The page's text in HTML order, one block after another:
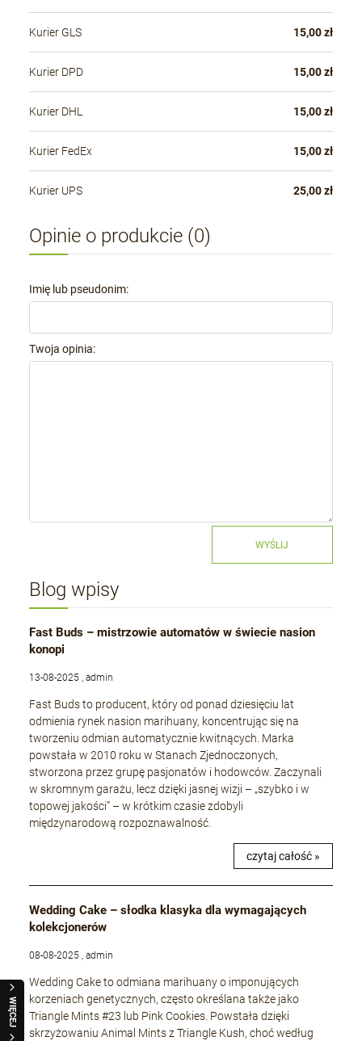
WIĘCEJ
Kurier GLS 15,00 zł
Kurier DPD 15,00 zł
Kurier DHL 15,00 zł
Kurier FedEx 15,00 zł
Kurier UPS 25,00 zł
Opinie o produkcie (0)
Imię lub pseudonim:
Twoja opinia:
WYŚLIJ
Blog wpisy
Fast Buds – mistrzowie automatów w świecie nasion
konopi
13-08-2025 , admin
Fast Buds to producent, który od ponad dziesięciu lat
odmienia rynek nasion marihuany, koncentrując się na
tworzeniu odmian automatycznie kwitnących. Marka
powstała w 2010 roku w Stanach Zjednoczonych,
stworzona przez grupę pasjonatów i hodowców. Zaczynali
w skromnym garażu, lecz dzięki jasnej wizji – „szybko i w
topowej jakości” – w krótkim czasie zdobyli
międzynarodową rozpoznawalność.
czytaj całość »
Wedding Cake – słodka klasyka dla wymagających
kolekcjonerów
08-08-2025 , admin
Wedding Cake to odmiana marihuany o imponujących
korzeniach genetycznych, często określana także jako
Triangle Mints #23 lub Pink Cookies. Powstała dzięki
skrzyżowaniu Animal Mints z Triangle Kush, choć według